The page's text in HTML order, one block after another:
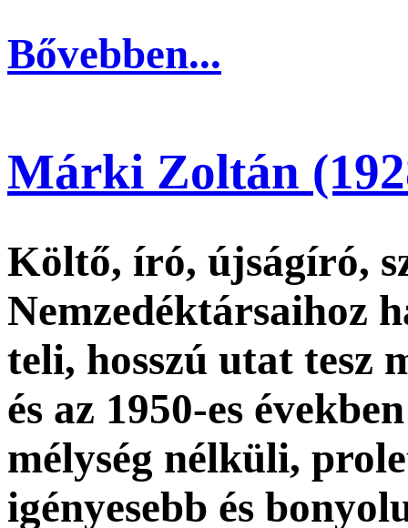
Bővebben...
Márki Zoltán
Költő, író, újságíró,
Nemzedéktársaihoz
teli, hosszú utat tesz
és az 1950-es
mélység nélküli,
igényesebb és